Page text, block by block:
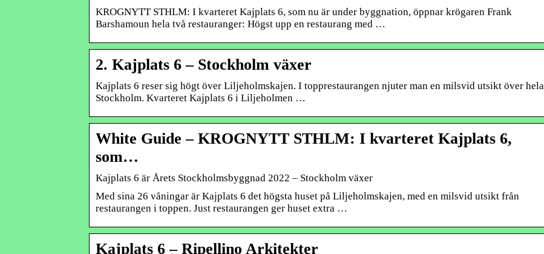
KROGNYTT STHLM: I kvarteret Kajplats 6, som nu är under byggnation, öppnar krögaren Frank
Barshamoun hela två restauranger: Högst upp en restaurang med …
2. Kajplats 6 – Stockholm växer
Kajplats 6 reser sig högt över Liljeholmskajen. I topprestaurangen njuter man en milsvid utsikt över hela
Stockholm. Kvarteret Kajplats 6 i Liljeholmen …
White Guide – KROGNYTT STHLM: I kvarteret Kajplats 6,
som…
Kajplats 6 är Årets Stockholmsbyggnad 2022 – Stockholm växer
Med sina 26 våningar är Kajplats 6 det högsta huset på Liljeholmskajen, med en milsvid utsikt från
restaurangen i toppen. Just restaurangen ger huset extra …
Kajplats 6 – Ripellino Arkitekter